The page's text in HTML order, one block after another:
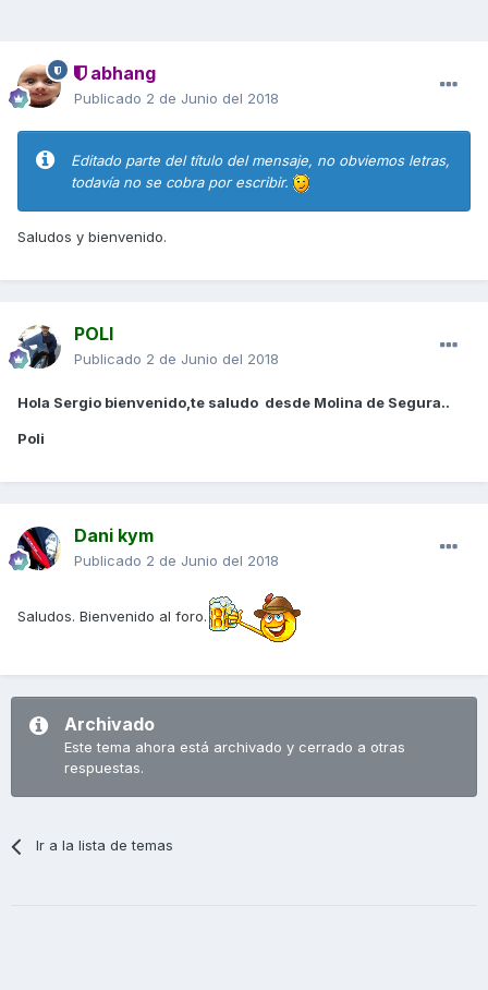
abhang
Publicado 2 de Junio del 2018
Editado parte del título del mensaje, no obviemos letras,
todavía no se cobra por escribir.
Saludos y bienvenido.
POLI
Publicado 2 de Junio del 2018
Hola Sergio bienvenido,te saludo desde Molina de Segura..
Poli
Dani kym
Publicado 2 de Junio del 2018
Saludos. Bienvenido al foro.
Archivado
Este tema ahora está archivado y cerrado a otras
respuestas.
Ir a la lista de temas